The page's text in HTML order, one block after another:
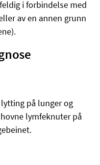
i forbindelse med
av en annen grunn
på lunger og
lymfeknuter på